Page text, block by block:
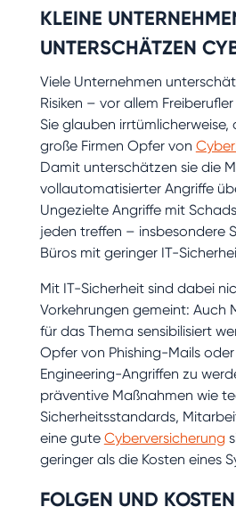
KLEINE
UNTERSCHÄTZEN
Viele Unternehmen
Risiken – vor allem
Sie glauben irrtümlicherweise,
große Firmen Opfer von
Damit unterschätzen sie die
vollautomatisierter Angriffe
Ungezielte Angriffe mit
jeden treffen – insbesondere
Büros mit geringer IT-
Mit IT-Sicherheit sind dabei
Vorkehrungen gemeint: Auch
für das Thema sensibilisiert
Opfer von Phishing-Mails
Engineering-Angriffen zu
präventive Maßnahmen wie
Sicherheitsstandards,
eine gute Cyberversicherung
geringer als die Kosten eines
FOLGEN UND